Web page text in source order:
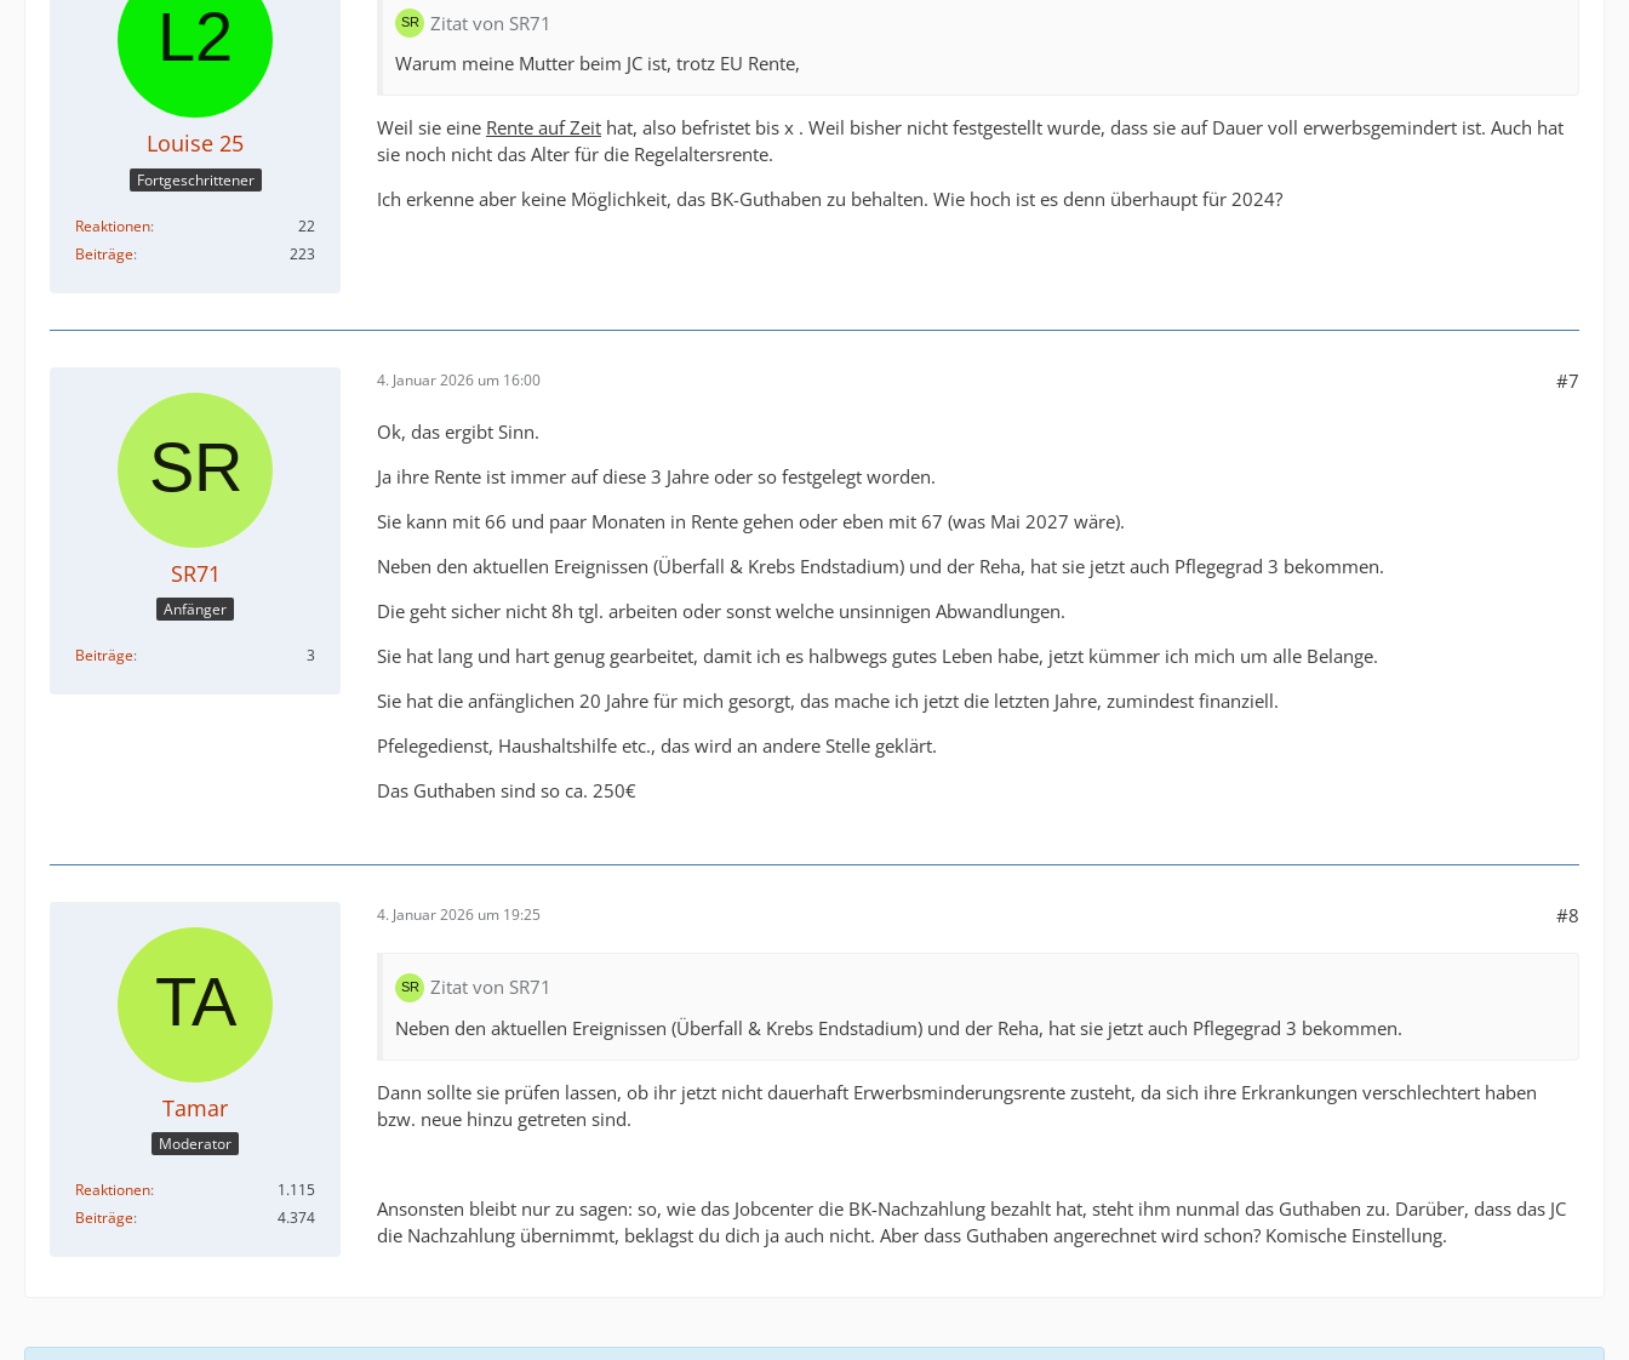
Louise 25
Fortgeschrittener
Reaktionen
22
Beiträge
223
Zitat von SR71
Warum meine Mutter beim JC ist, trotz EU Rente,
Weil sie eine Rente auf Zeit hat, also befristet bis x . Weil bisher nicht festgestellt wurde, dass sie auf Dauer voll erwerbsgemindert ist. Auch hat
sie noch nicht das Alter für die Regelaltersrente.
Ich erkenne aber keine Möglichkeit, das BK-Guthaben zu behalten. Wie hoch ist es denn überhaupt für 2024?
SR71
Anfänger
Beiträge 3
4. Januar 2026 um 16:00 #7
Ok, das ergibt Sinn.
Ja ihre Rente ist immer auf diese 3 Jahre oder so festgelegt worden.
Sie kann mit 66 und paar Monaten in Rente gehen oder eben mit 67 (was Mai 2027 wäre).
Neben den aktuellen Ereignissen (Überfall & Krebs Endstadium) und der Reha, hat sie jetzt auch Pflegegrad 3 bekommen.
Die geht sicher nicht 8h tgl. arbeiten oder sonst welche unsinnigen Abwandlungen.
Sie hat lang und hart genug gearbeitet, damit ich es halbwegs gutes Leben habe, jetzt kümmer ich mich um alle Belange.
Sie hat die anfänglichen 20 Jahre für mich gesorgt, das mache ich jetzt die letzten Jahre, zumindest finanziell.
Pfelegedienst, Haushaltshilfe etc., das wird an andere Stelle geklärt.
Das Guthaben sind so ca. 250€
Tamar
Moderator
Reaktionen
1.115
Beiträge
4.374
4. Januar 2026 um 19:25 #8
Zitat von SR71
Neben den aktuellen Ereignissen (Überfall & Krebs Endstadium) und der Reha, hat sie jetzt auch Pflegegrad 3 bekommen.
Dann sollte sie prüfen lassen, ob ihr jetzt nicht dauerhaft Erwerbsminderungsrente zusteht, da sich ihre Erkrankungen verschlechtert haben
bzw. neue hinzu getreten sind.
Ansonsten bleibt nur zu sagen: so, wie das Jobcenter die BK-Nachzahlung bezahlt hat, steht ihm nunmal das Guthaben zu. Darüber, dass das JC
die Nachzahlung übernimmt, beklagst du dich ja auch nicht. Aber dass Guthaben angerechnet wird schon? Komische Einstellung.